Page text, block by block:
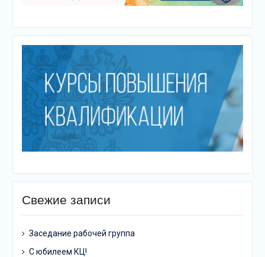
Свежие записи
Заседание рабочей группа
С юбилеем КЦ!